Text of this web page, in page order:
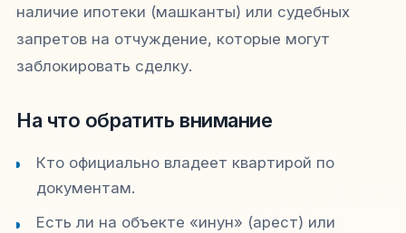
наличие ипотеки (машканты) или судебных
запретов на отчуждение, которые могут
заблокировать сделку.
На что обратить внимание
Кто официально владеет квартирой по
документам.
Есть ли на объекте «инун» (арест) или